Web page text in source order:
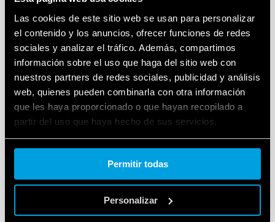
Las cookies de este sitio web se usan para personalizar
el contenido y los anuncios, ofrecer funciones de redes
sociales y analizar el tráfico. Además, compartimos
información sobre el uso que haga del sitio web con
nuestros partners de redes sociales, publicidad y análisis
web, quienes pueden combinarla con otra información
que les haya proporcionado o que hayan recopilado a
partir del uso que haya hecho de sus servicios.
Cookie policy.
Permitir todas
Personalizar